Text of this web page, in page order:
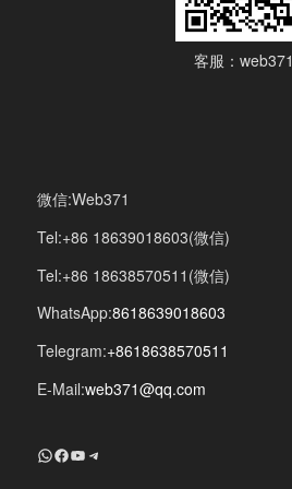
客服：web371
微信:Web371
Tel:+86 18639018603(微信)
Tel:+86 18638570511(微信)
WhatsApp:8618639018603
Telegram:+8618638570511
E-Mail:web371@qq.com
+8618639018603
Facebook
YouTube
Telegram